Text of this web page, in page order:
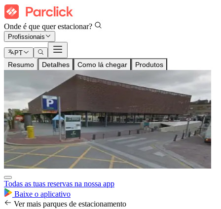
Onde é que quer estacionar?
Profissionais
PT
Resumo Detalhes Como lá chegar Produtos
Todas as tuas reservas na nossa app
Baixe o aplicativo
Ver mais parques de estacionamento